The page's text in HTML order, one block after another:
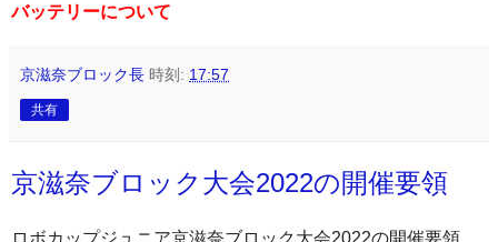
バッテリーについて
京滋奈ブロック長 時刻: 17:57
共有
京滋奈ブロック大会2022の開催要領
ロボカップジュニア京滋奈ブロック大会2022の開催要領